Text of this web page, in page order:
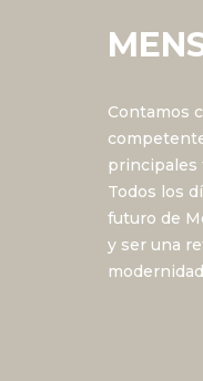
Contamos
principales
Todos los
futuro de
y ser una